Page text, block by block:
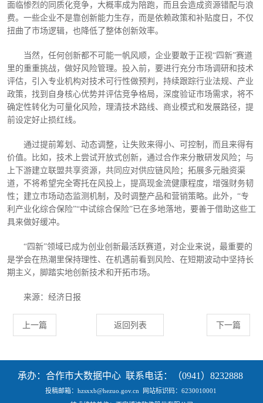
面临惨烈的同质化竞争，大概率成为陪跑，而且会造成资源错配与浪
费。一些企业不是靠创新能力生存，而是依赖政策和补贴度日，不仅
扭曲了市场逻辑，也降低了整体创新效率。
当然，任何创新都不可能一帆风顺，企业要敢于正视“四新”赛道
里的重重挑战，做好风险管理。投入前，要进行充分市场调研和技术
评估，引入专业机构对技术可行性做预判，持续跟踪行业法规、产业
政策，找到自身核心优势并评估竞争格局，深度验证市场需求，将不
确定性转化为可量化风险，理清技术路线、商业模式和发展路径，提
前设定好止损红线。
通过提前筹划、动态调整，让失败来得小、可控制，而且来得有
价值。比如，技术上尝试开放式创新，通过合作来分散研发风险；与
上下游建立联盟共享资源，共同应对供应链风险；拓展多元融资渠
道，不将希望完全寄托在风投上，提高现金流健康程度，增强财务韧
性；建立市场动态监测机制，及时调整产品和营销策略。此外， “专
利产业化综合保险”“中试综合保险”已在多地落地，要善于借助这些工
具来做好缓冲。
“四新”领域已成为创业创新最活跃赛道，对企业来说，最重要的
是学会在热潮里保持理性、在机遇前看到风险、在短期波动中坚持长
期主义，脚踏实地创新技术和开拓市场。
来源：经济日报
上一篇 返回列表 下一篇
承办：合作市大数据中心 联系电话：（0941）8232888
投稿邮箱：hzsxxb@hezuo.gov.cn
网站标识码：6230010001